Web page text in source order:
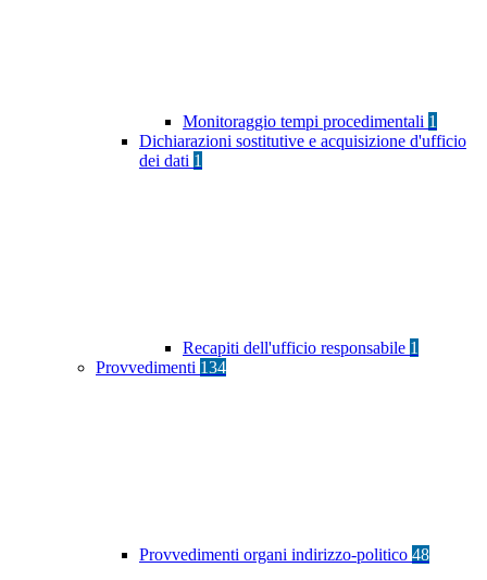
Monitoraggio tempi procedimentali 1
Dichiarazioni sostitutive e acquisizione d'ufficio
dei dati 1
Recapiti dell'ufficio responsabile 1
Provvedimenti 134
Provvedimenti organi indirizzo-politico 48